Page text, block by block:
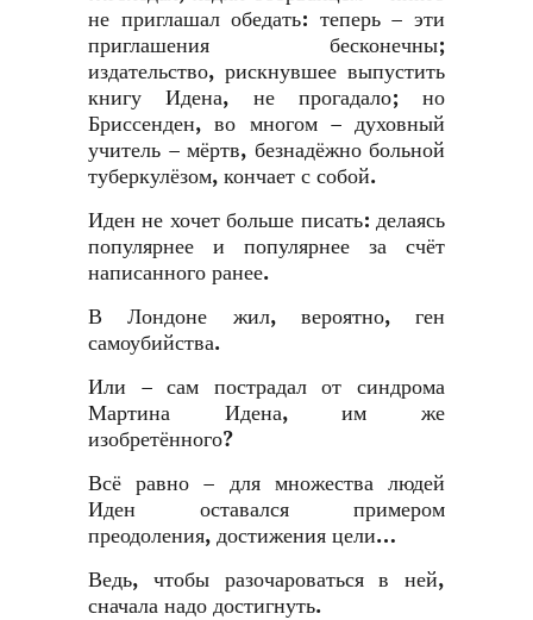
не приглашал обедать: теперь – эти
приглашения бесконечны;
издательство, рискнувшее выпустить
книгу Идена, не прогадало; но
Бриссенден, во многом – духовный
учитель – мёртв, безнадёжно больной
туберкулёзом, кончает с собой.
Иден не хочет больше писать: делаясь
популярнее и популярнее за счёт
написанного ранее.
В Лондоне жил, вероятно, ген
самоубийства.
Или – сам пострадал от синдрома
Мартина Идена, им же
изобретённого?
Всё равно – для множества людей
Иден оставался примером
преодоления, достижения цели…
Ведь, чтобы разочароваться в ней,
сначала надо достигнуть.